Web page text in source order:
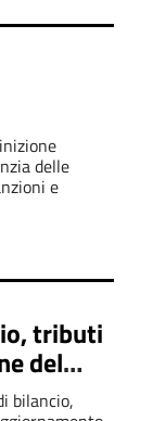
delle
e
tributi
del
bilancio,